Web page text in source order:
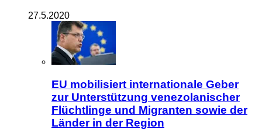
27.5.2020
EU mobilisiert internationale Geber
zur Unterstützung venezolanischer
Flüchtlinge und Migranten sowie der
Länder in der Region